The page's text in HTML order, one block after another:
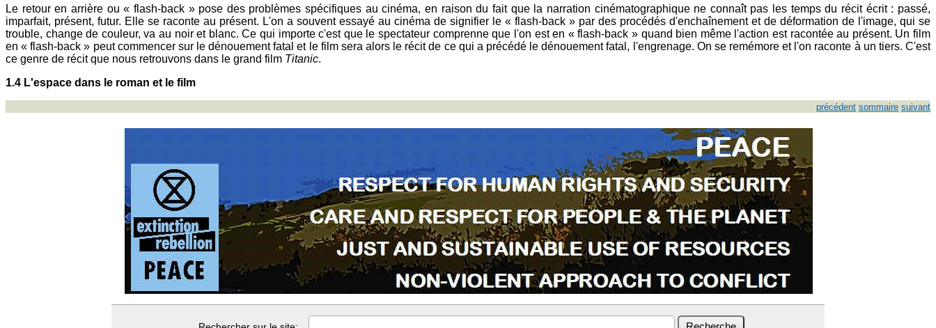
Le retour en arrière ou « flash-back » pose des problèmes spécifiques au cinéma, en raison du fait que la narration cinématographique ne connaît pas les temps du récit écrit : passé,
imparfait, présent, futur. Elle se raconte au présent. L'on a souvent essayé au cinéma de signifier le « flash-back » par des procédés d'enchaînement et de déformation de l'image, qui se
trouble, change de couleur, va au noir et blanc. Ce qui importe c'est que le spectateur comprenne que l'on est en « flash-back » quand bien même l'action est racontée au présent. Un film
en « flash-back » peut commencer sur le dénouement fatal et le film sera alors le récit de ce qui a précédé le dénouement fatal, l'engrenage. On se remémore et l'on raconte à un tiers. C'est
ce genre de récit que nous retrouvons dans le grand film Titanic.
1.4 L'espace dans le roman et le film
précédent sommaire suivant